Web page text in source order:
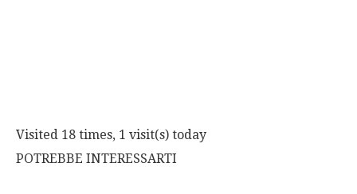
Visited 18 times, 1 visit(s) today
POTREBBE INTERESSARTI